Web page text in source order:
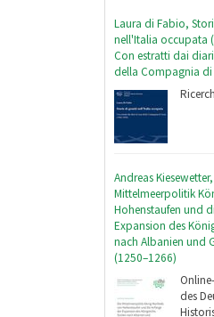
Laura di Fabio,
nell'Italia occupata
Con estratti dai
della Compagnia di
Andreas
Mittelmeerpolitik
Hohenstaufen und
Expansion des
nach Albanien und
(1250–1266)
des